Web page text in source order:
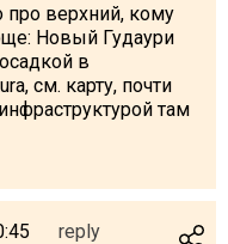
про верхний, кому
Новый Гудаури
в
см. карту, почти
там
reply